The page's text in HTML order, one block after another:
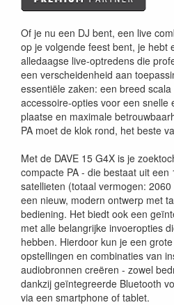
Of je nu een DJ bent, een live
op je volgende feest bent, je hebt
alledaagse live-optredens die
een verscheidenheid aan
essentiële zaken: een breed
accessoire-opties voor een snelle
plaatse en maximale
PA moet de klok rond, het beste
Met de DAVE 15 G4X is je
compacte PA - die bestaat uit
satellieten (totaal vermogen:
een nieuw, modern ontwerp met
bediening. Het biedt ook een
met alle belangrijke invoeropties
hebben. Hierdoor kun je een
opstellingen en combinaties van
audiobronnen creëren - zowel
dankzij geïntegreerde Bluetooth
via een smartphone of tablet.